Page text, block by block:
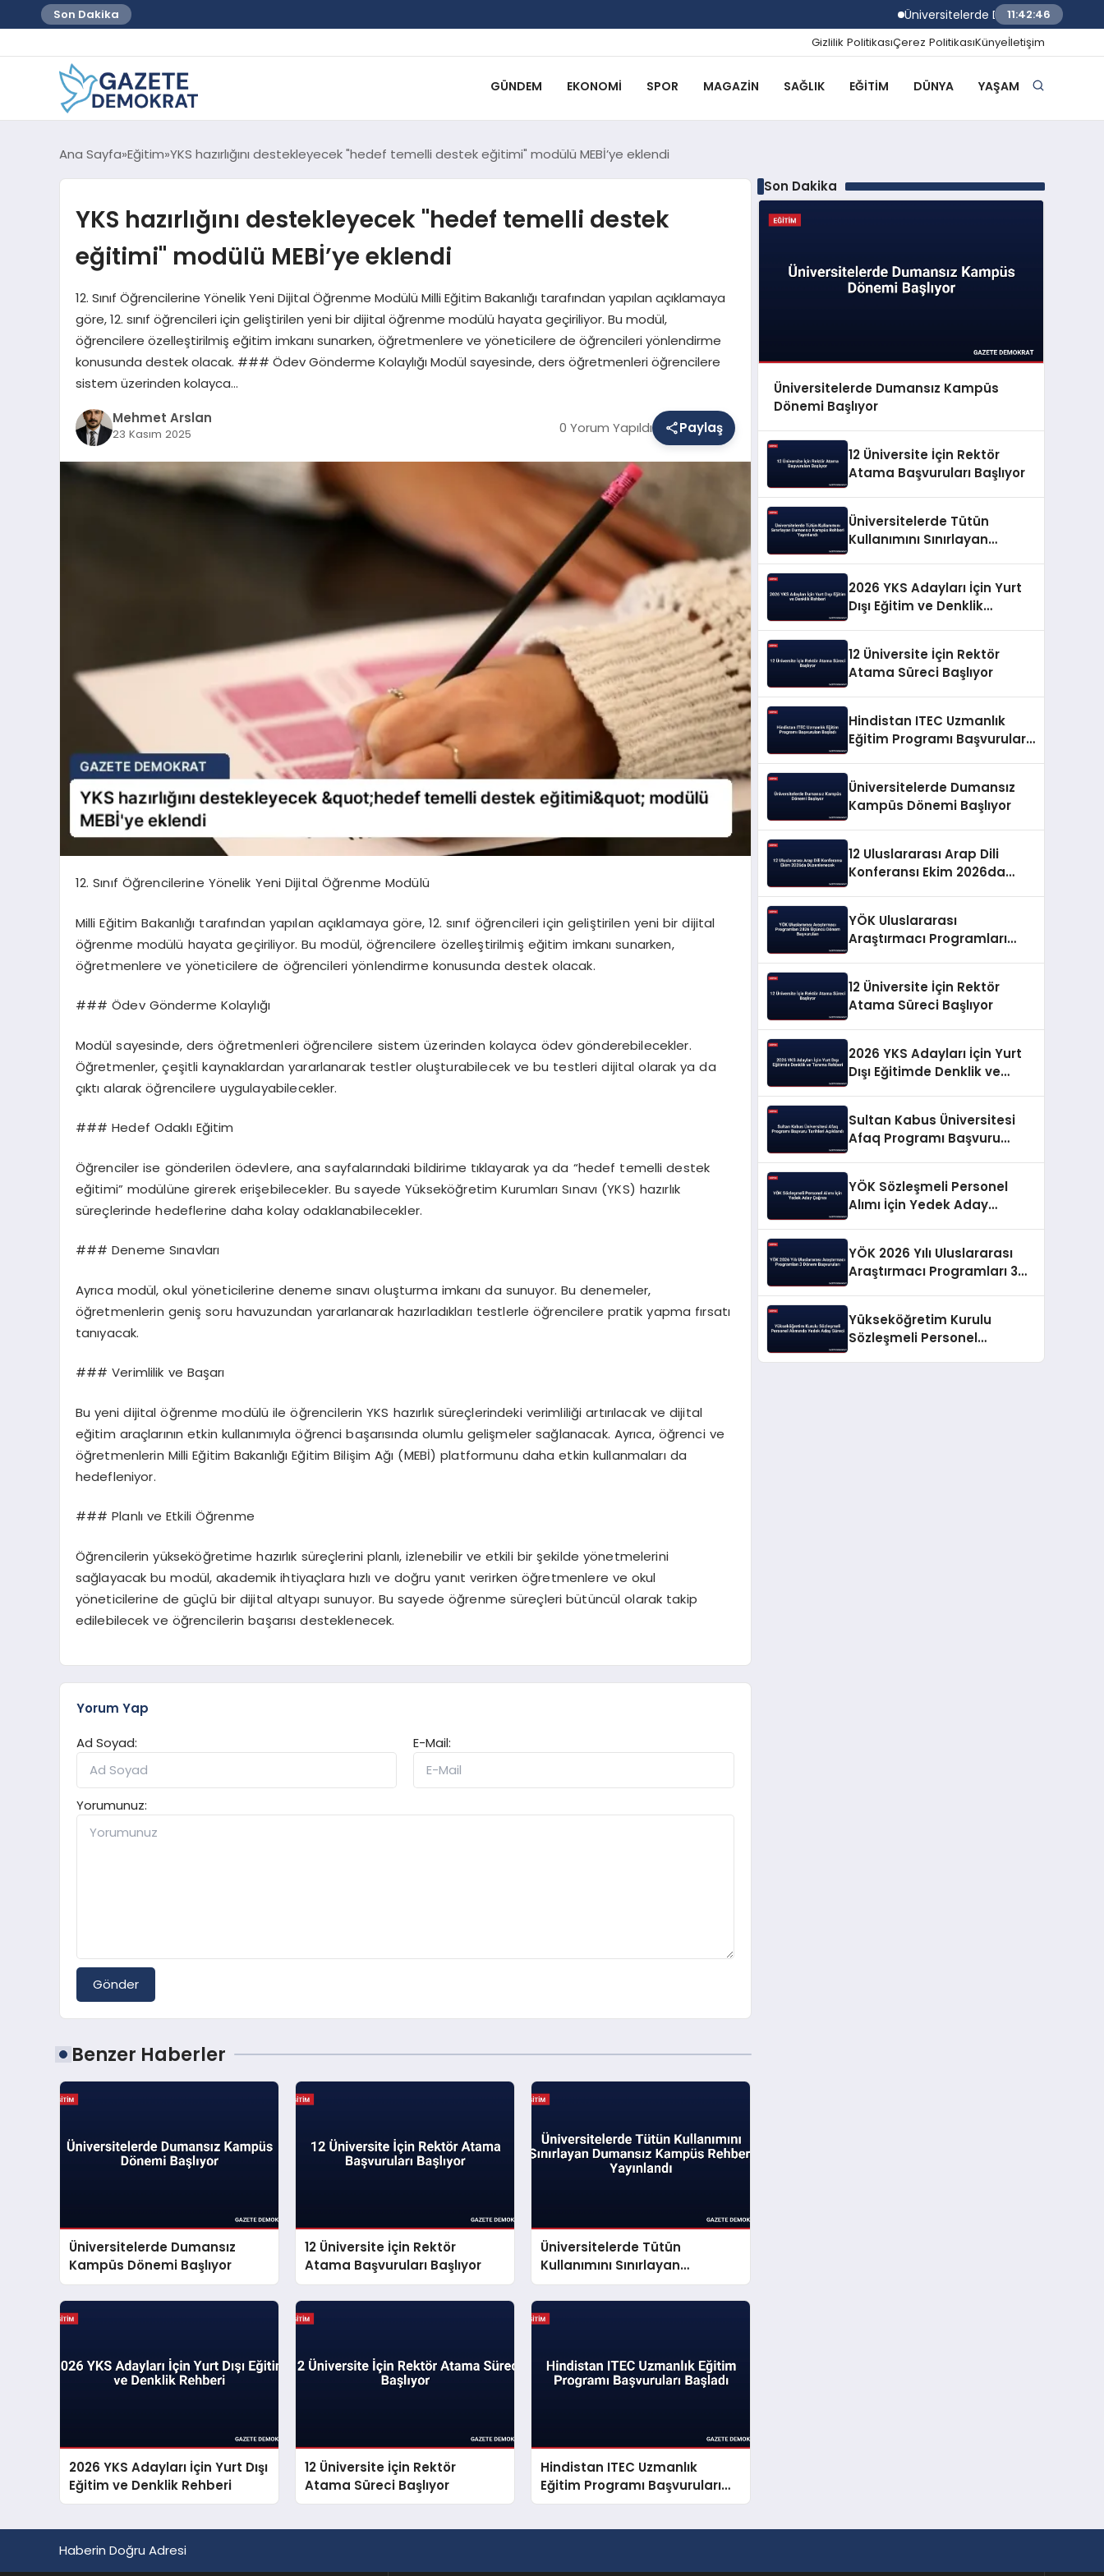
Son Dakika Üniversitelerde Dumansız Kampüs
11:42:47
Gizlilik PolitikasıÇerez PolitikasıKünyeİletişim
GÜNDEM EKONOMI SPOR MAGAZIN SAĞLIK EĞITIM DÜNYA YAŞAM
Ana Sayfa Eğitim YKS hazırlığını destekleyecek "hedef temelli destek eğitimi" modülü MEBİ’ye eklendi
YKS hazırlığını destekleyecek "hedef temelli destek
eğitimi" modülü MEBİ’ye eklendi
12. Sınıf Öğrencilerine Yönelik Yeni Dijital Öğrenme Modülü Milli Eğitim Bakanlığı tarafından yapılan açıklamaya
göre, 12. sınıf öğrencileri için geliştirilen yeni bir dijital öğrenme modülü hayata geçiriliyor. Bu modül,
öğrencilere özelleştirilmiş eğitim imkanı sunarken, öğretmenlere ve yöneticilere de öğrencileri yönlendirme
konusunda destek olacak. ### Ödev Gönderme Kolaylığı Modül sayesinde, ders öğretmenleri öğrencilere
sistem üzerinden kolayca…
Mehmet Arslan
23 Kasım 2025 0 Yorum Yapıldı Paylaş
12. Sınıf Öğrencilerine Yönelik Yeni Dijital Öğrenme Modülü
Milli Eğitim Bakanlığı tarafından yapılan açıklamaya göre, 12. sınıf öğrencileri için geliştirilen yeni bir dijital
öğrenme modülü hayata geçiriliyor. Bu modül, öğrencilere özelleştirilmiş eğitim imkanı sunarken,
öğretmenlere ve yöneticilere de öğrencileri yönlendirme konusunda destek olacak.
### Ödev Gönderme Kolaylığı
Modül sayesinde, ders öğretmenleri öğrencilere sistem üzerinden kolayca ödev gönderebilecekler.
Öğretmenler, çeşitli kaynaklardan yararlanarak testler oluşturabilecek ve bu testleri dijital olarak ya da
çıktı alarak öğrencilere uygulayabilecekler.
### Hedef Odaklı Eğitim
Öğrenciler ise gönderilen ödevlere, ana sayfalarındaki bildirime tıklayarak ya da “hedef temelli destek
eğitimi” modülüne girerek erişebilecekler. Bu sayede Yükseköğretim Kurumları Sınavı (YKS) hazırlık
süreçlerinde hedeflerine daha kolay odaklanabilecekler.
### Deneme Sınavları
Ayrıca modül, okul yöneticilerine deneme sınavı oluşturma imkanı da sunuyor. Bu denemeler,
öğretmenlerin geniş soru havuzundan yararlanarak hazırladıkları testlerle öğrencilere pratik yapma fırsatı
tanıyacak.
### Verimlilik ve Başarı
Bu yeni dijital öğrenme modülü ile öğrencilerin YKS hazırlık süreçlerindeki verimliliği artırılacak ve dijital
eğitim araçlarının etkin kullanımıyla öğrenci başarısında olumlu gelişmeler sağlanacak. Ayrıca, öğrenci ve
öğretmenlerin Milli Eğitim Bakanlığı Eğitim Bilişim Ağı (MEBİ) platformunu daha etkin kullanmaları da
hedefleniyor.
### Planlı ve Etkili Öğrenme
Öğrencilerin yükseköğretime hazırlık süreçlerini planlı, izlenebilir ve etkili bir şekilde yönetmelerini
sağlayacak bu modül, akademik ihtiyaçlara hızlı ve doğru yanıt verirken öğretmenlere ve okul
yöneticilerine de güçlü bir dijital altyapı sunuyor. Bu sayede öğrenme süreçleri bütüncül olarak takip
edilebilecek ve öğrencilerin başarısı desteklenecek.
Yorum Yap
Ad Soyad:
E-Mail:
Yorumunuz:
Gönder
Benzer Haberler
Üniversitelerde Dumansız
Kampüs Dönemi Başlıyor
12 Üniversite İçin Rektör
Atama Başvuruları Başlıyor
Üniversitelerde Tütün
Kullanımını Sınırlayan
Dumansız Kampüs Rehberi
Yayınlandı
2026 YKS Adayları İçin Yurt Dışı
Eğitim ve Denklik Rehberi
12 Üniversite İçin Rektör
Atama Süreci Başlıyor
Hindistan ITEC Uzmanlık
Eğitim Programı Başvuruları
Başladı
Son Dakika
Üniversitelerde Dumansız Kampüs
Dönemi Başlıyor
12 Üniversite İçin Rektör
Atama Başvuruları Başlıyor
Üniversitelerde Tütün
Kullanımını Sınırlayan
2026 YKS Adayları İçin Yurt
Dışı Eğitim ve Denklik
12 Üniversite İçin Rektör
Atama Süreci Başlıyor
Hindistan ITEC Uzmanlık
Eğitim Programı Başvuruları
Üniversitelerde Dumansız
Kampüs Dönemi Başlıyor
12 Uluslararası Arap Dili
Konferansı Ekim 2026da
YÖK Uluslararası
Araştırmacı Programları
12 Üniversite İçin Rektör
Atama Süreci Başlıyor
2026 YKS Adayları İçin Yurt
Dışı Eğitimde Denklik ve
Sultan Kabus Üniversitesi
Afaq Programı Başvuru
YÖK Sözleşmeli Personel
Alımı İçin Yedek Aday
YÖK 2026 Yılı Uluslararası
Araştırmacı Programları 3
Yükseköğretim Kurulu
Sözleşmeli Personel
Haberin Doğru Adresi